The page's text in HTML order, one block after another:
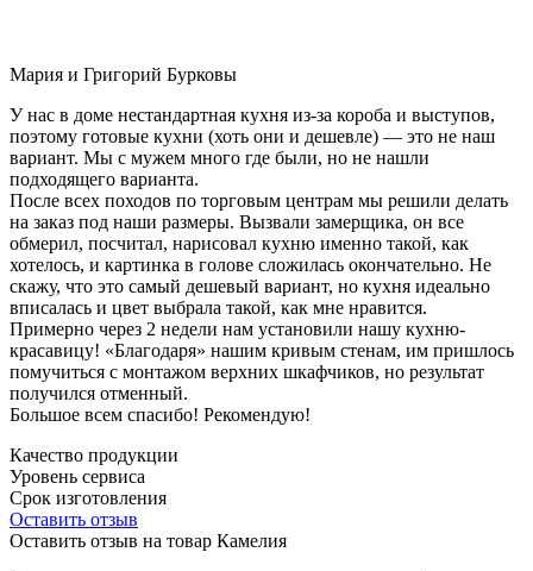
Мария и Григорий Бурковы
У нас в доме нестандартная кухня из-за короба и выступов,
поэтому готовые кухни (хоть они и дешевле) — это не наш
вариант. Мы с мужем много где были, но не нашли
подходящего варианта.
После всех походов по торговым центрам мы решили делать
на заказ под наши размеры. Вызвали замерщика, он все
обмерил, посчитал, нарисовал кухню именно такой, как
хотелось, и картинка в голове сложилась окончательно. Не
скажу, что это самый дешевый вариант, но кухня идеально
вписалась и цвет выбрала такой, как мне нравится.
Примерно через 2 недели нам установили нашу кухню-
красавицу! «Благодаря» нашим кривым стенам, им пришлось
помучиться с монтажом верхних шкафчиков, но результат
получился отменный.
Большое всем спасибо! Рекомендую!
Качество продукции
Уровень сервиса
Срок изготовления
Оставить отзыв
Оставить отзыв на товар Камелия